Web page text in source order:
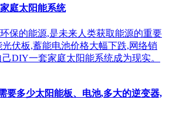
庭太阳能系统
保的能源,是未来人类获取能源的重要
伏板,蓄能电池价格大幅下跌,网络销
DIY一套家庭太阳能系统成为现实。
要多少太阳能板、电池,多大的逆变器,